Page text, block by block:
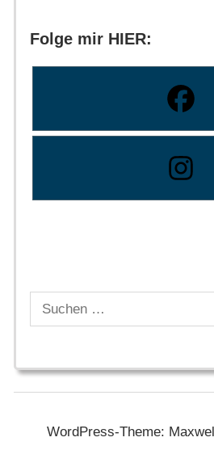
Folge mir HIER:
Suchen
nach:
WordPress-Theme: